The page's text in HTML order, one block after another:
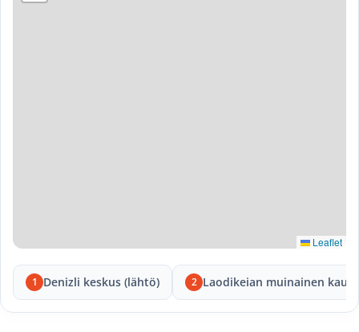
Leaflet
1 Denizli keskus (lähtö) 2 Laodikeian muinainen